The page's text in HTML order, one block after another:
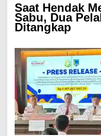
Saat Hendak
Sabu, Dua
Ditangkap